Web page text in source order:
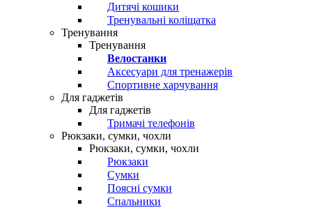
Дитячі кошики
Тренувальні коліщатка
Тренування
Тренування
Велостанки
Аксесуари для тренажерів
Спортивне харчування
Для гаджетів
Для гаджетів
Тримачі телефонів
Рюкзаки, сумки, чохли
Рюкзаки, сумки, чохли
Рюкзаки
Сумки
Поясні сумки
Спальники